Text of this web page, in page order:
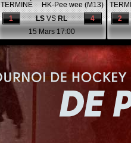
TERMINÉ
HK-Pee wee (M13)
4
1 LSVSRL
15 Mars 17:00
2